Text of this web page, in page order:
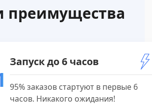
преимущества
Запуск до 6 часов
95% заказов стартуют в первые 6
часов. Никакого ожидания!